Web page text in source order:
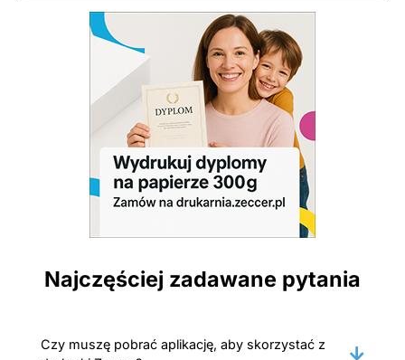
Najczęściej zadawane pytania
Czy muszę pobrać aplikację, aby skorzystać z